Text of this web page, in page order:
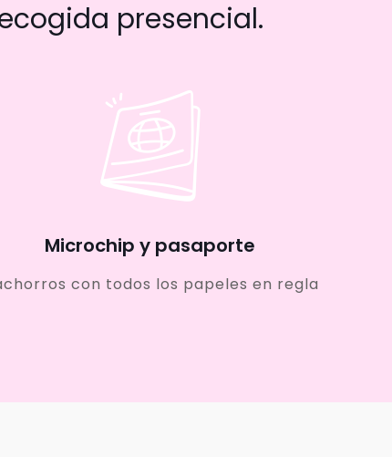
presencial.
Microchip y pasaporte
con todos los papeles en regla